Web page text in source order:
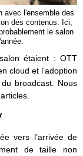
avec l'ensemble des
des contenus. Ici,
le salon
étaient : OTT
cloud et l’adoption
broadcast. Nous
vers l’arrivée de
de taille non